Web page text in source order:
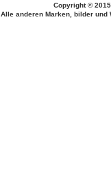
Copyright ©
Alle anderen Marken, bilder und